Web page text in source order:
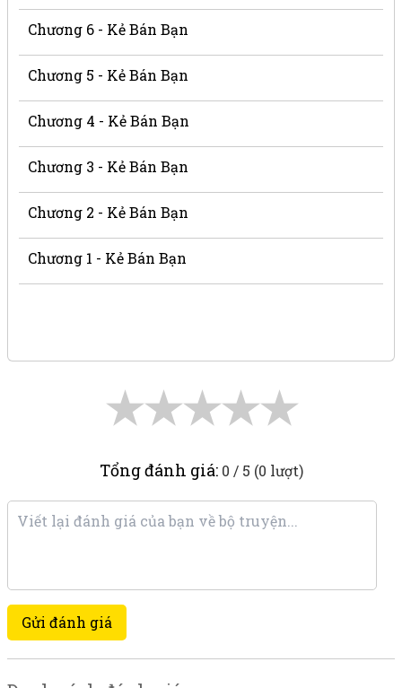
Chương 6 - Kẻ Bán Bạn
Chương 5 - Kẻ Bán Bạn
Chương 4 - Kẻ Bán Bạn
Chương 3 - Kẻ Bán Bạn
Chương 2 - Kẻ Bán Bạn
Chương 1 - Kẻ Bán Bạn
★
★
★
★
★
Tổng đánh giá: 0 / 5 (0 lượt)
Gửi đánh giá